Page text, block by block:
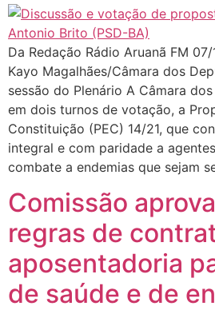
Da Redação Rádio Aruanã FM
Kayo Magalhães/Câmara dos
sessão do Plenário A Câmara
em dois turnos de votação, a
Constituição (PEC) 14/21, que
integral e com paridade a
combate a endemias que sejam
Comissão
regras de
aposentadoria
de saúde e de